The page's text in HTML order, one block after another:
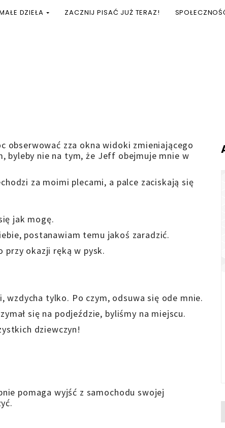
DZIEŁA ZACZNIJ PISAĆ JUŻ TERAZ!
obserwować zza okna widoki zmieniającego
byleby nie na tym, że Jeff obejmuje mnie w
za moimi plecami, a palce zaciskają się
jak mogę.
postanawiam temu jakoś zaradzić.
przy okazji ręką w pysk.
wzdycha tylko. Po czym, odsuwa się ode mnie.
się na podjeździe, byliśmy na miejscu.
dziewczyn!
pomaga wyjść z samochodu swojej